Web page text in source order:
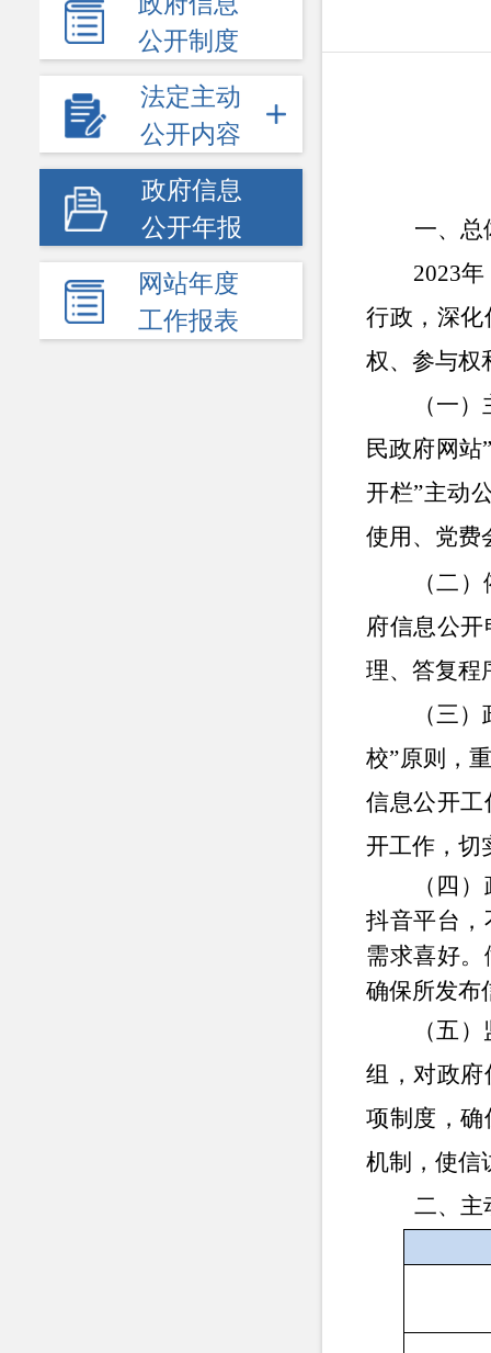
公开制度
法定主动
公开内容
政府信息
公开年报
网站年度
工作报表
一、总
2023
行政，深
权、参与权
（一）
民政府网站
开栏”主动
使用、党费
（二
府信息公
理、答复程
（三
校”原则 ，
信息公开
开工作，切
（四
抖音平台
需求喜好。
确保所发布
（五
组，对政
项制度，
机制，使信
二、主